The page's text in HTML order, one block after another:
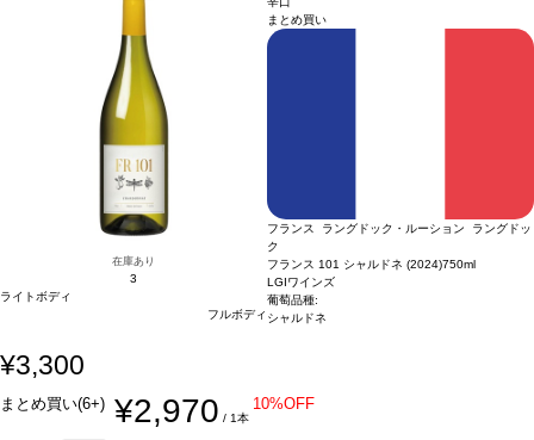
在庫あり
3
ライトボディ
フルボディ
まとめ買い
フランス ラングドック・ルーション ラングドッ
ク
フランス 101 シャルドネ (2024)750ml
LGIワインズ
葡萄品種:
シャルドネ
¥3,300
まとめ買い(6+) ¥2,970 / 1本
10%OFF